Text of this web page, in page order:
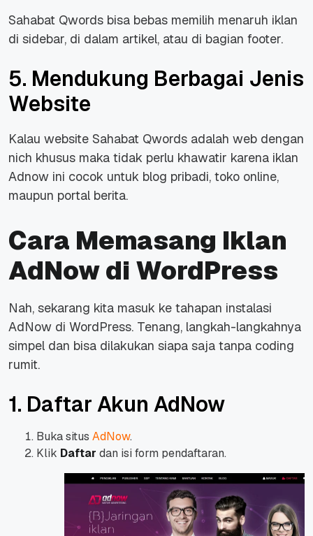
Sahabat Qwords bisa bebas memilih menaruh iklan
di sidebar, di dalam artikel, atau di bagian footer.
5. Mendukung Berbagai Jenis
Website
Kalau website Sahabat Qwords adalah web dengan
nich khusus maka tidak perlu khawatir karena iklan
Adnow ini cocok untuk blog pribadi, toko online,
maupun portal berita.
Cara Memasang Iklan
AdNow di WordPress
Nah, sekarang kita masuk ke tahapan instalasi
AdNow di WordPress. Tenang, langkah-langkahnya
simpel dan bisa dilakukan siapa saja tanpa coding
rumit.
1. Daftar Akun AdNow
Buka situs AdNow.
Klik Daftar dan isi form pendaftaran.